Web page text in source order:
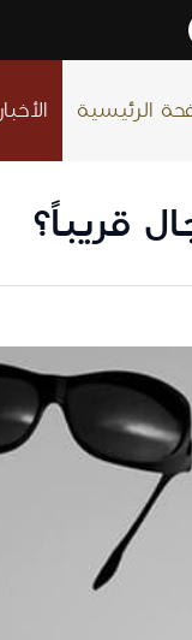
الرئيسية الأخبار
قريباً؟